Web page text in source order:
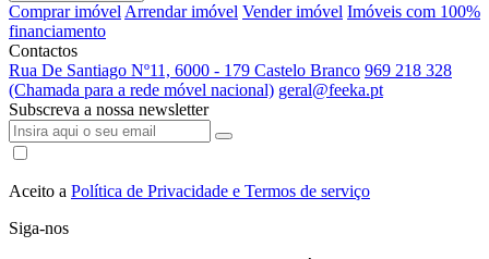
Comprar imóvel Arrendar imóvel Vender imóvel Imóveis com 100%
financiamento
Contactos
Rua De Santiago Nº11, 6000 - 179 Castelo Branco 969 218 328
(Chamada para a rede móvel nacional) geral@feeka.pt
Subscreva a nossa newsletter
Aceito a Política de Privacidade e Termos de serviço
Siga-nos